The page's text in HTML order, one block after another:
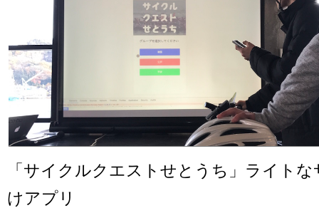
「サイクルクエストせとうち」ライト
けアプリ